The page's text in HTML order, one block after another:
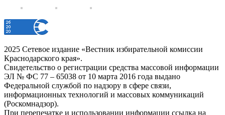
2025 Сетевое издание «Вестник избирательной комиссии
Краснодарского края».
Свидетельство о регистрации средства массовой информации
ЭЛ № ФС 77 – 65038 от 10 марта 2016 года выдано
Федеральной службой по надзору в сфере связи,
информационных технологий и массовых коммуникаций
(Роскомнадзор).
При перепечатке и использовании информации ссылка на